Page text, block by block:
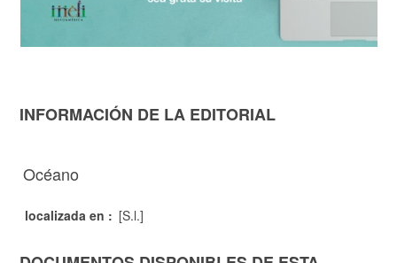
INFORMACIÓN DE LA EDITORIAL
Océano
localizada en : [S.l.]